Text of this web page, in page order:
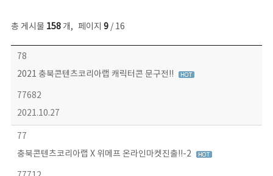
총 게시물 158개, 페이지 9/ 16
콘텐츠이슈 목록 - 번호, 제목, 작성자, 파일, 조회수, 작성일 정보 제공
78
2021 충북콘텐츠코리아랩 캐릭터콘 문구전!!
77682
2021.10.27
77
충북콘텐츠코리아랩 X 위메프 온라인마켓진출!!-2